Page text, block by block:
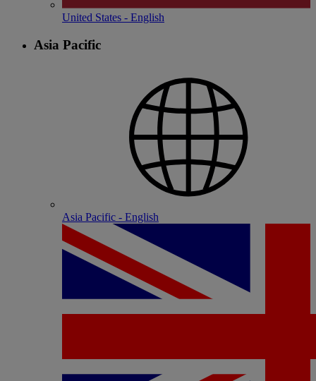
United States - English
Asia Pacific
Asia Pacific - English